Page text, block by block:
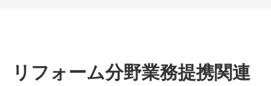
リフォーム分野業務提携関連